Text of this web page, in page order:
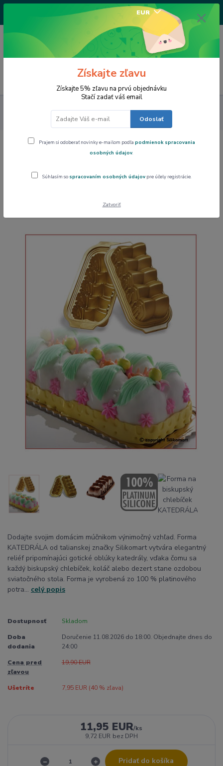
EUR
/Po-Pi 9-17 hod/
0,00 EUR
Forma na biskupský chlebíček KATEDRÁLA |
SILIKOMART z platinového silikónu
Forma na biskupský chlebíček
platinového silikónu
Dodajte svojim domácim múčnikom výnimočný vzhľad. Forma
KATEDRÁLA od talianskej značky Silikomart vytvára elegantný
reliéf pripomínajúci gotické oblúky katedrály, vďaka čomu sa
každý biskupský chlebíček, koláč alebo dezert stane ozdobou
sviatočného stola. Forma je vyrobená zo 100 % platinového
potra... celý popis
Dostupnosť Skladom
Doba
dodania
Doručenie 11.08.2026 do 18:00. Objednajte dnes do
24:00
Cena pred
zľavou
19,90 EUR
Ušetríte 7,95 EUR (40% zľava)
11,95 EUR/ks
9,72 EUR bez DPH
Pridať do košíka
Získajte zľavu
Získajte 5% zľavu na prvú objednávku
Stačí zadať váš email
Odoslať
Prajem si odoberať novinky e-mailom podľa podmienok spracovania
osobných údajov.
Súhlasím so spracovaním osobných údajov pre účely registrácie.
Zatvoriť